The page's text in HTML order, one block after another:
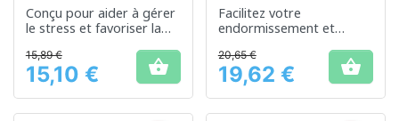
Conçu pour aider à gérer
le stress et favoriser la
Prix
15,89 €
15,10 € 
Facilitez votre
endormissement et
votre sommeil
Prix
20,65 €
19,62 € 